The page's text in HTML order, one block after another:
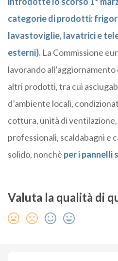
categorie di prodotti:
lavastoviglie, lavatrici e
esterni).La Commissione
lavorando
altri prodotti, tra cui
d’ambiente locali,
cottura, unità di
professionali, scaldabagni e
solido, nonchè per i pannelli
Valuta la qualità di